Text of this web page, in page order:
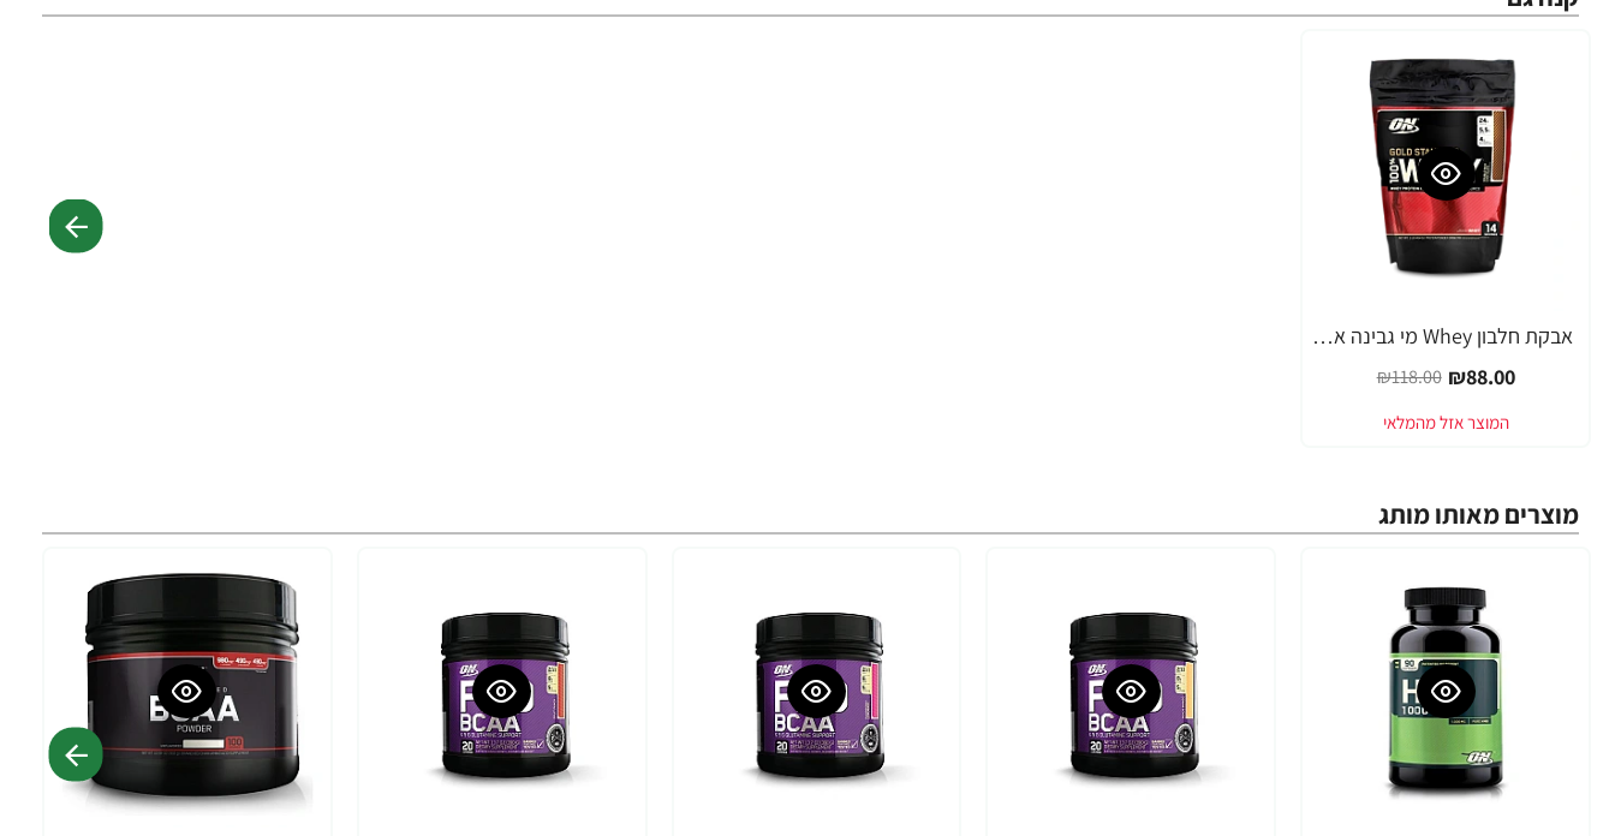
-25%
אבקת חלבון Whey מי גבינה אופטימום גולד סטנדרט 454 גרם טעם גלידת וניל - מבית Optimum Nutrition
₪88.00
₪118.00
מוצרים מאותו מותג